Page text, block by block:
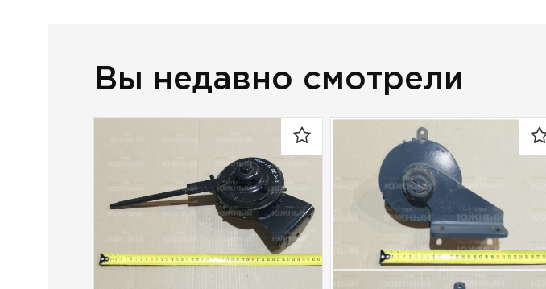
Вы недавно смотрели